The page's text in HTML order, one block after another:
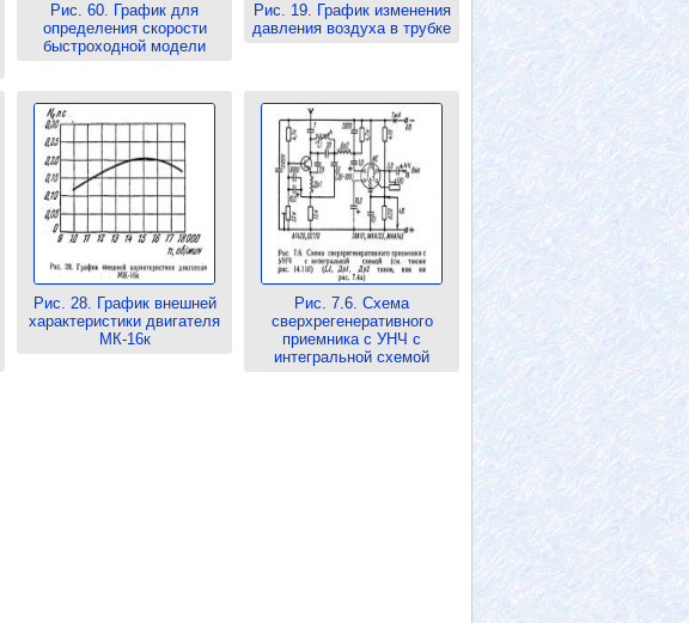
Рис. 60. График для
определения скорости
быстроходной модели
Рис. 19. График изменения
давления воздуха в трубке
Рис. 28. График внешней
характеристики двигателя
МК-16к
Рис. 7.6. Схема
сверхрегенеративного
приемника с УНЧ с
интегральной схемой